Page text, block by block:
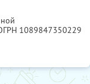
1089847350229